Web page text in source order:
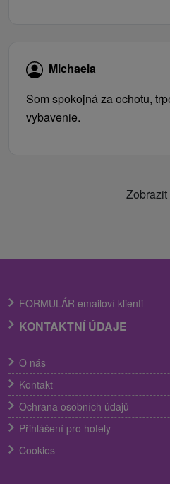
Michaela
Som spokojná za ochotu,
vybavenie.
Zobrazit
FORMULÁR emailoví klienti
KONTAKTNÍ ÚDAJE
O nás
Kontakt
Ochrana osobních údajů
Přihlášení pro hotely
Cookies